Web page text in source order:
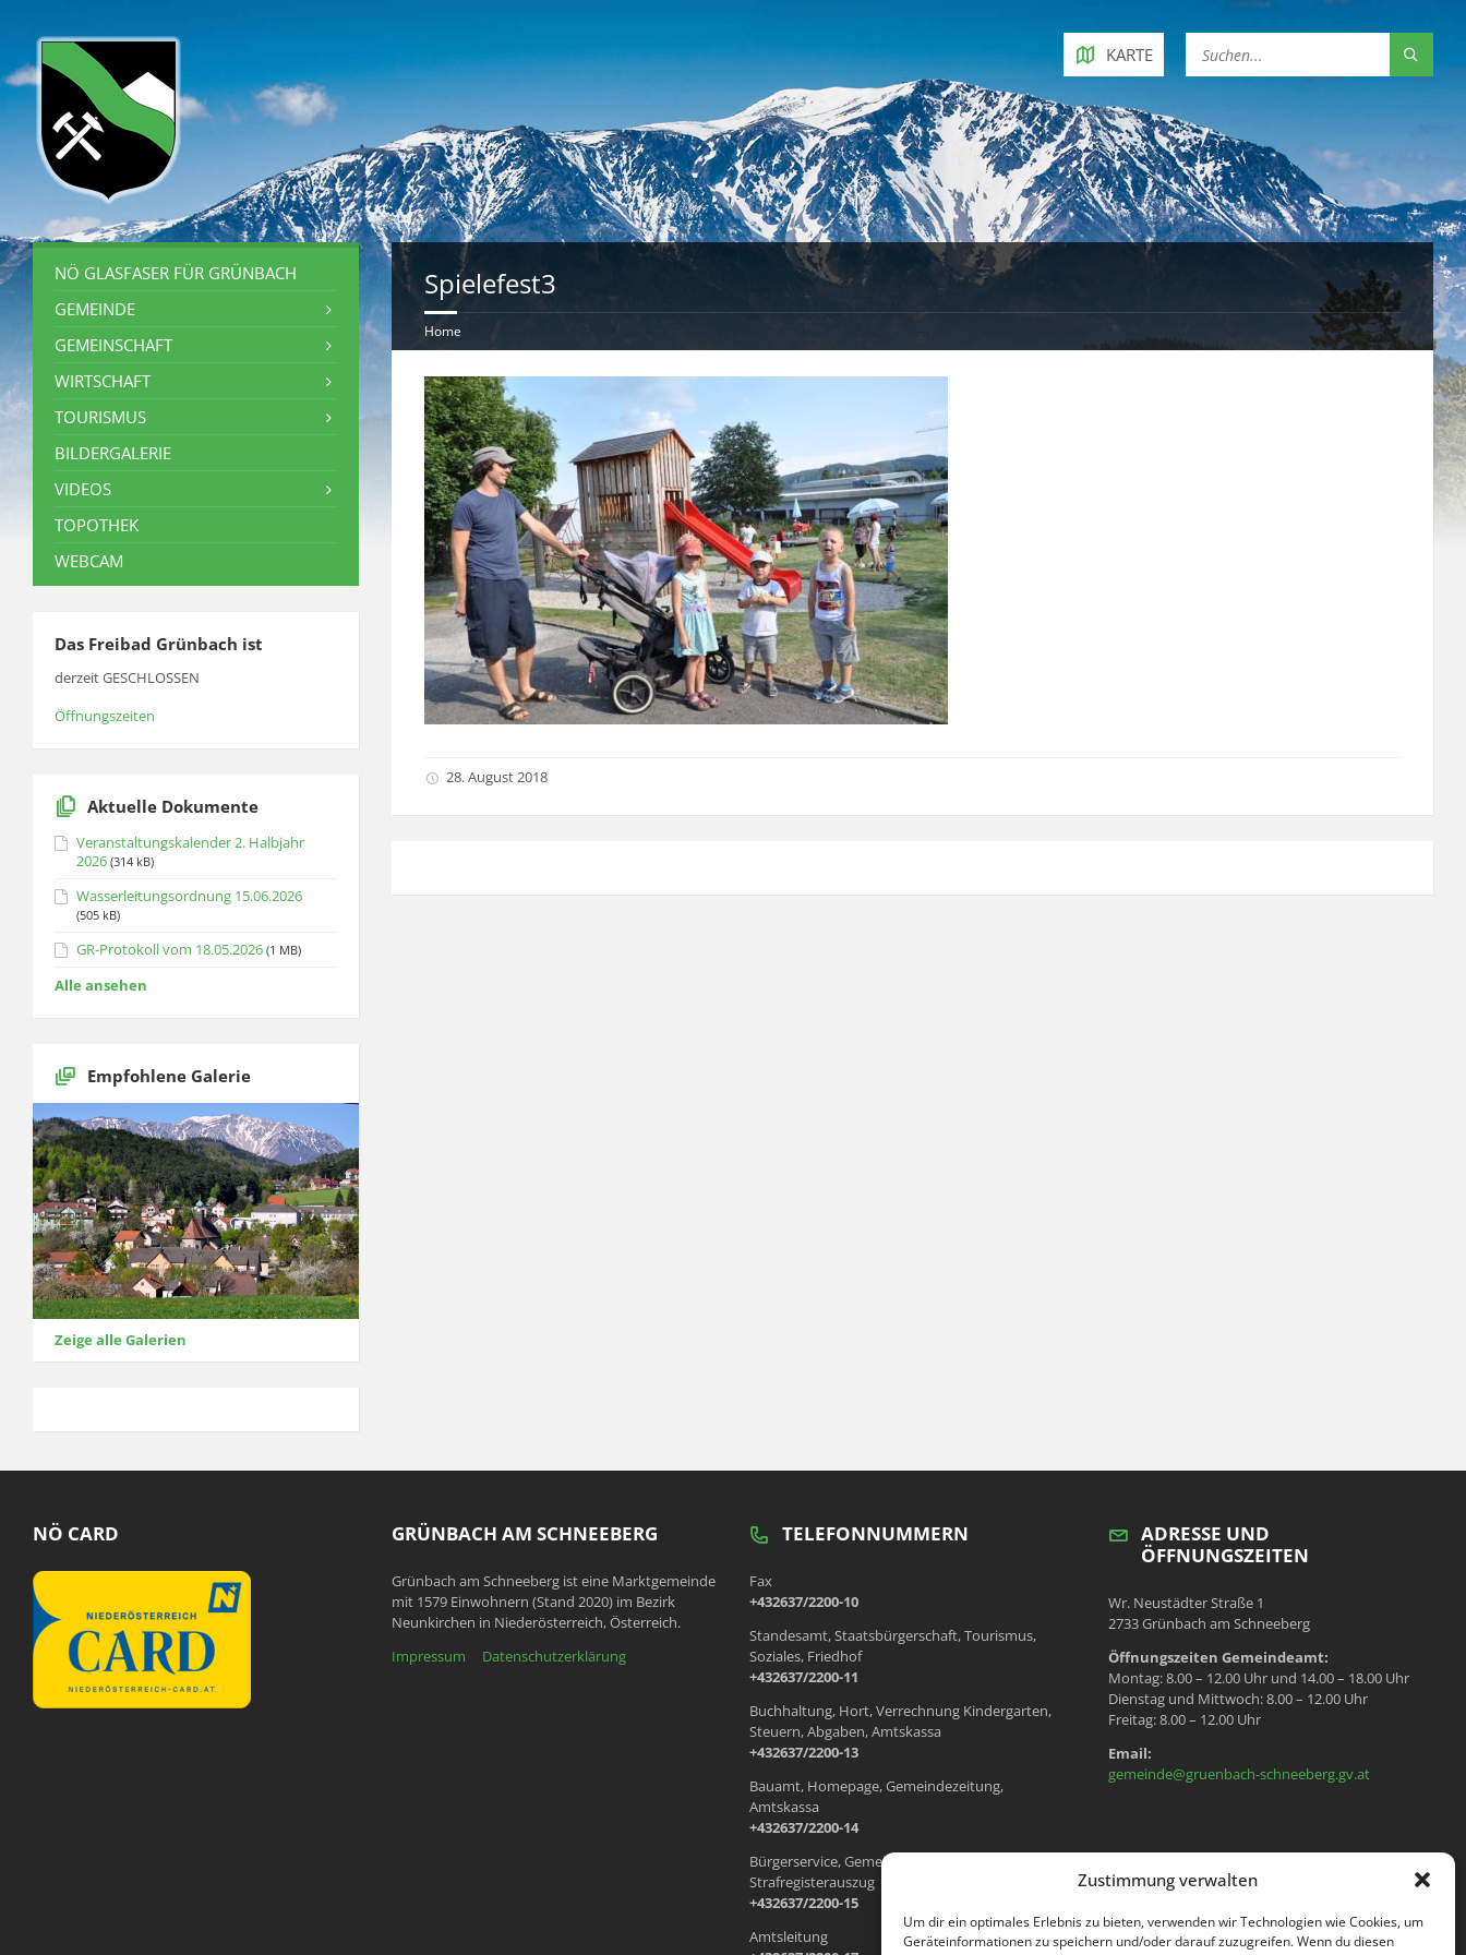
Zustimmung verwalten
Um dir ein optimales Erlebnis zu bieten, verwenden wir Technologien wie Cookies, um
Geräteinformationen zu speichern und/oder darauf zuzugreifen. Wenn du diesen
KARTE
Spielefest3
Home
28. August 2018
NÖ GLASFASER FÜR GRÜNBACH
GEMEINDE
GEMEINSCHAFT
WIRTSCHAFT
TOURISMUS
BILDERGALERIE
VIDEOS
TOPOTHEK
WEBCAM
Das Freibad Grünbach ist
derzeit GESCHLOSSEN
Öffnungszeiten
Aktuelle Dokumente
Veranstaltungskalender 2. Halbjahr
2026 (314 kB)
Wasserleitungsordnung 15.06.2026
(505 kB)
GR-Protokoll vom 18.05.2026 (1 MB)
Alle ansehen
Empfohlene Galerie
Zeige alle Galerien
NÖ CARD GRÜNBACH AM SCHNEEBERG
Grünbach am Schneeberg ist eine Marktgemeinde
mit 1579 Einwohnern (Stand 2020) im Bezirk
Neunkirchen in Niederösterreich, Österreich.
Impressum
Datenschutzerklärung
TELEFONNUMMERN
Fax
+432637/2200-10
Standesamt, Staatsbürgerschaft, Tourismus,
Soziales, Friedhof
+432637/2200-11
Buchhaltung, Hort, Verrechnung Kindergarten,
Steuern, Abgaben, Amtskassa
+432637/2200-13
Bauamt, Homepage, Gemeindezeitung,
Amtskassa
+432637/2200-14
Bürgerservice, Gemeindewohnungen, Meldeamt,
Strafregisterauszug
+432637/2200-15
Amtsleitung
ADRESSE UND
ÖFFNUNGSZEITEN
Wr. Neustädter Straße 1
2733 Grünbach am Schneeberg
Öffnungszeiten Gemeindeamt:
Montag: 8.00 – 12.00 Uhr und 14.00 – 18.00 Uhr
Dienstag und Mittwoch: 8.00 – 12.00 Uhr
Freitag: 8.00 – 12.00 Uhr
Email:
gemeinde@gruenbach-schneeberg.gv.at